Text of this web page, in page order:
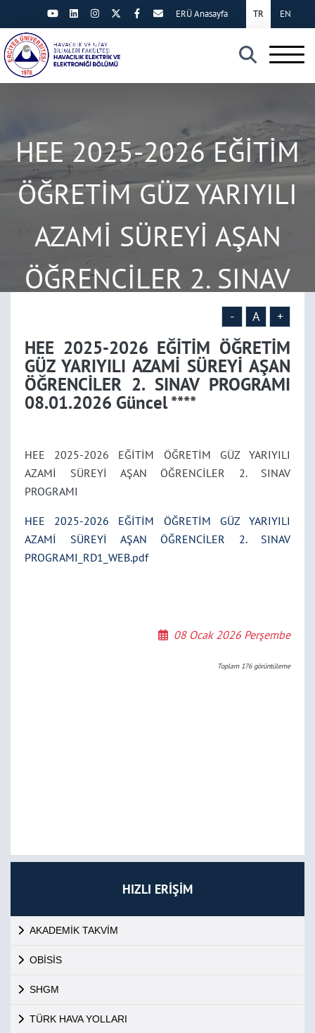
×
TR EN
ERÜ Anasayfa
HEE 2025-2026 EĞİTİM
ÖĞRETİM GÜZ YARIYILI
AZAMİ SÜREYİ AŞAN
ÖĞRENCİLER 2. SINAV
PROGRAMI 08.01.2026
Güncel ****
HIZLI ERİŞİM
AKADEMİK TAKVİM
OBİSİS
SHGM
TÜRK HAVA YOLLARI
- A +
HEE 2025-2026 EĞİTİM ÖĞRETİM
GÜZ YARIYILI AZAMİ SÜREYİ AŞAN
ÖĞRENCİLER 2. SINAV PROGRAMI
08.01.2026 Güncel ****
HEE 2025-2026 EĞİTİM ÖĞRETİM GÜZ YARIYILI
AZAMİ SÜREYİ AŞAN ÖĞRENCİLER 2. SINAV
PROGRAMI
HEE 2025-2026 EĞİTİM ÖĞRETİM GÜZ YARIYILI
AZAMİ SÜREYİ AŞAN ÖĞRENCİLER 2. SINAV
PROGRAMI_RD1_WEB.pdf
08 Ocak 2026 Perşembe
Toplam 176görüntüleme